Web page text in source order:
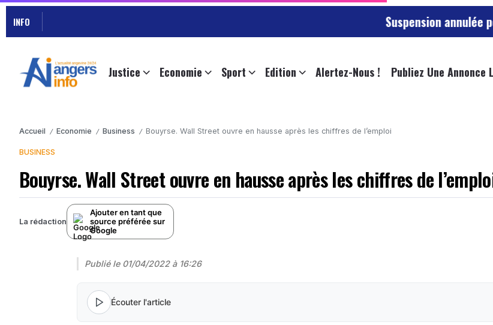
INFO Suspension annulée pour
Justice Economie Sport Edition Alertez-Nous ! Publiez Une Annonce
Accueil / Economie / Business / Bouyrse. Wall Street ouvre en hausse après les chiffres de l’emploi
BUSINESS
Bouyrse. Wall Street ouvre en hausse après les chiffres de
La rédaction
Ajouter en tant que
source préférée sur
Google
Publié le 01/04/2022 à 16:26
Écouter l'article